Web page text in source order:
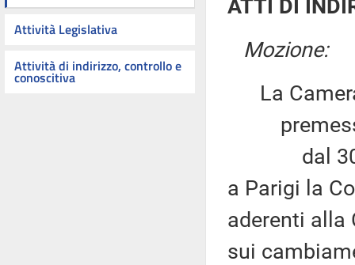
Attività Legislativa
Attività di indirizzo, controllo e
conoscitiva
ATTI DI
Mozione:
La
dal 30
a Parigi la
aderenti alla
sui